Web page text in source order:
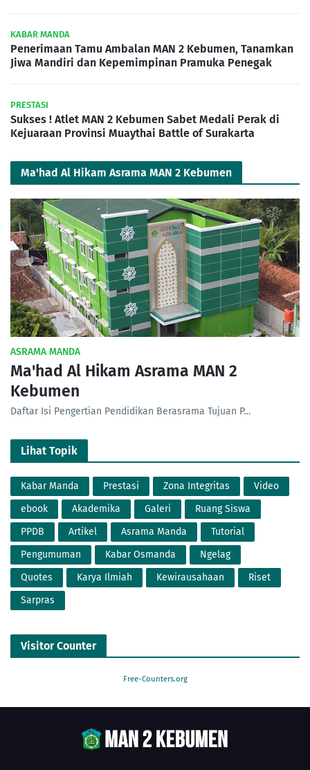
KABAR MANDA
Penerimaan Tamu Ambalan MAN 2 Kebumen, Tanamkan
Jiwa Mandiri dan Kepemimpinan Pramuka Penegak
PRESTASI
Sukses ! Atlet MAN 2 Kebumen Sabet Medali Perak di
Kejuaraan Provinsi Muaythai Battle of Surakarta
Ma'had Al Hikam Asrama MAN 2 Kebumen
ASRAMA MANDA
Ma'had Al Hikam Asrama MAN 2
Kebumen
Daftar Isi Pengertian Pendidikan Berasrama Tujuan P…
Lihat Topik
Kabar Manda Prestasi Zona Integritas
Video
ebook
Akademika Galeri
Ruang Siswa
PPDB
Artikel Asrama Manda
Tutorial
Pengumuman
Kabar Osmanda
Ngelag
Quotes
Karya Ilmiah Kewirausahaan
Riset
Sarpras
Visitor Counter
Free-Counters.org